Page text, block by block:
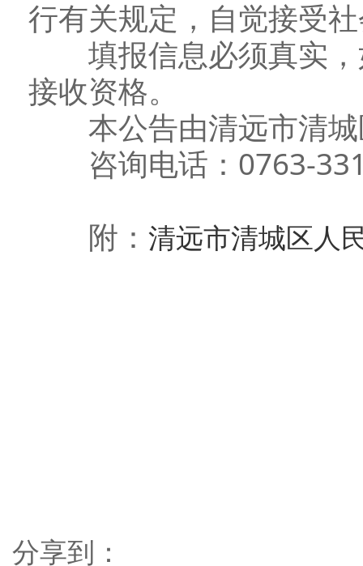
行有关规定，自觉接受
填报信息必须真实，
接收资格。
本公告由清远市清城
咨询电话：0763-
附： 清远市清城区人
分享到：